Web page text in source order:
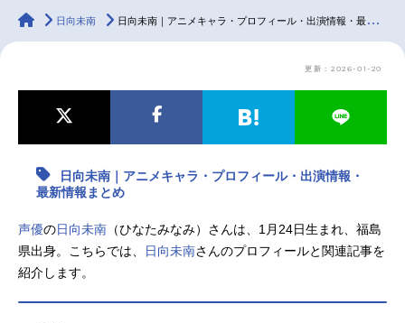
ラジオ グッズ
最新記事一覧
アニメ記事一覧 声優記事一覧
アニメ映画一覧
今期アニメ曜日別一覧
animateTimes
日向未南 日向未南｜アニメキャラ・プロフィール・出演情報・最新情報まとめ
更新：2026-01-20
日向未南｜アニメキャラ・プロフィール・出演情報・
最新情報まとめ
声優の日向未南 （ひなたみなみ）さんは、1月24日生まれ、福島
県出身。こちらでは、
日向未南さんのプロフィールと関連記事を
紹介します。